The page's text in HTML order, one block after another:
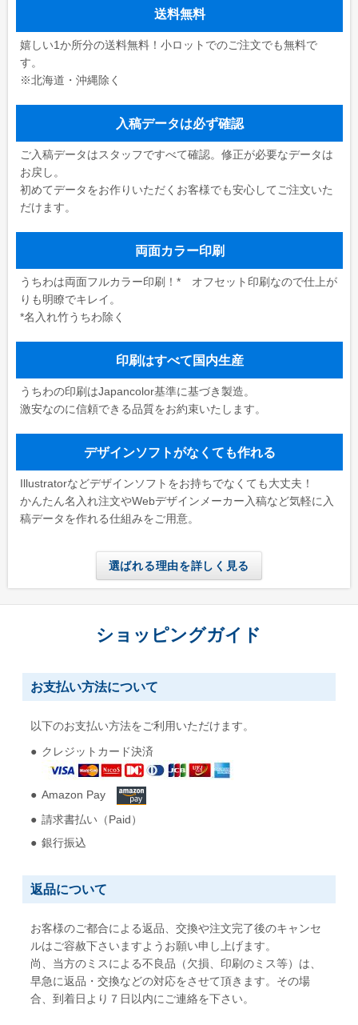
送料無料
嬉しい1か所分の送料無料！小ロットでのご注文でも無料で
す。
※北海道・沖縄除く
入稿データは必ず確認
ご入稿データはスタッフですべて確認。修正が必要なデータは
お戻し。
初めてデータをお作りいただくお客様でも安心してご注文いた
だけます。
両面カラー印刷
うちわは両面フルカラー印刷！* オフセット印刷なので仕上が
りも明瞭でキレイ。
*名入れ竹うちわ除く
印刷はすべて国内生産
うちわの印刷はJapancolor基準に基づき製造。
激安なのに信頼できる品質をお約束いたします。
デザインソフトがなくても作れる
Illustratorなどデザインソフトをお持ちでなくても大丈夫！
かんたん名入れ注文やWebデザインメーカー入稿など気軽に入
稿データを作れる仕組みをご用意。
選ばれる理由を詳しく見る
ショッピングガイド
お支払い方法について
以下のお支払い方法をご利用いただけます。
クレジットカード決済
Amazon Pay
請求書払い（Paid）
銀行振込
返品について
お客様のご都合による返品、交換や注文完了後のキャンセ
ルはご容赦下さいますようお願い申し上げます。
尚、当方のミスによる不良品（欠損、印刷のミス等）は、
早急に返品・交換などの対応をさせて頂きます。その場
合、到着日より７日以内にご連絡を下さい。